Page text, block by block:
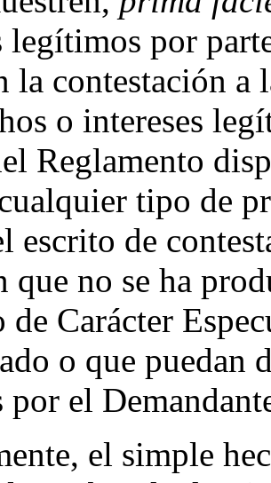
legítimos por
la contestación a
o intereses
Reglamento
tipo de
escrito de
que no se ha
Carácter
o que puedan
por el
el simple